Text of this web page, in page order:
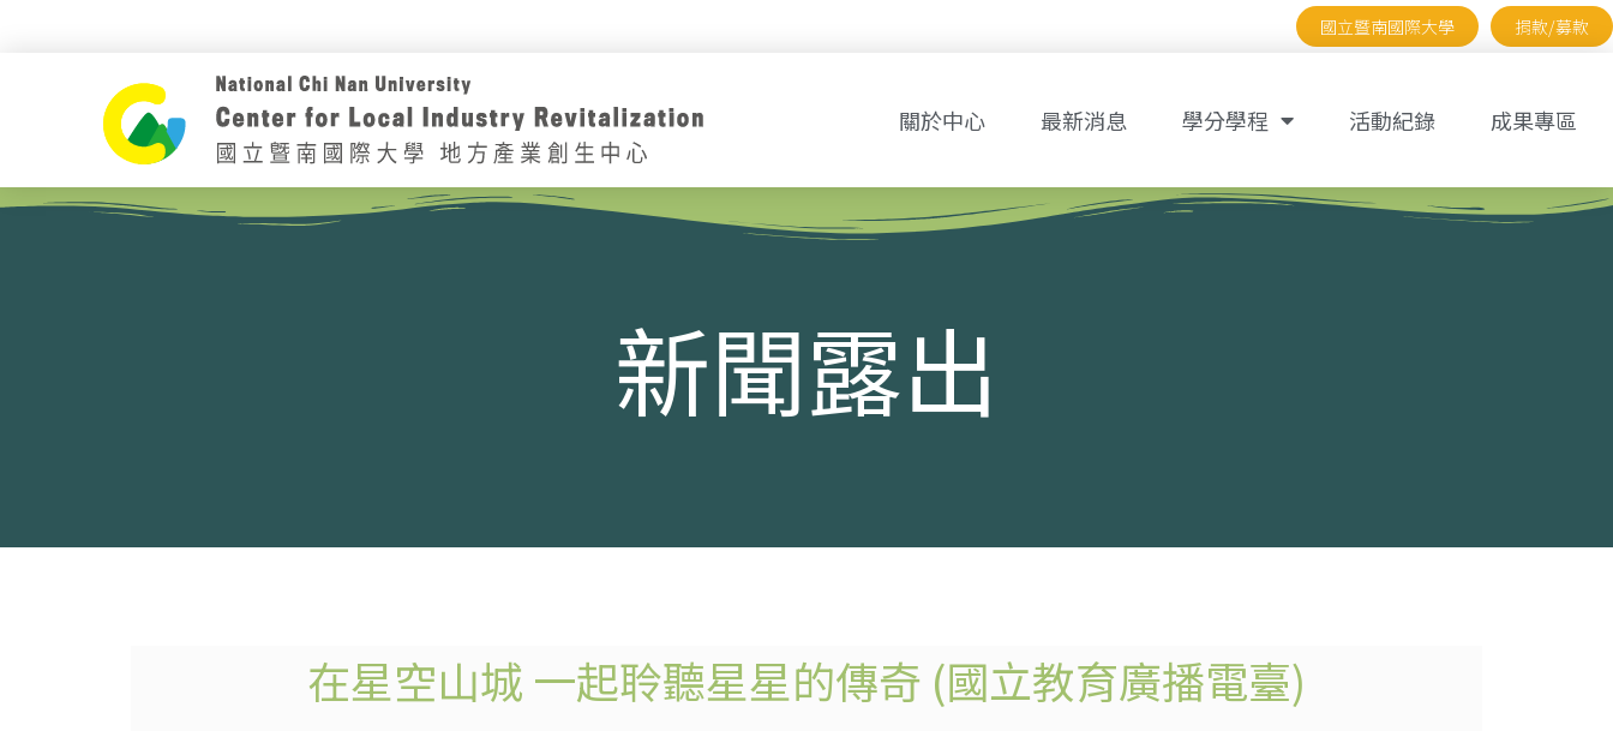
國立暨南國際大學 捐款/募款
關於中心 最新消息 學分學程 活動紀錄 成果專區
新聞露出
在星空山城 一起聆聽星星的傳奇 (國立教育廣播電臺)